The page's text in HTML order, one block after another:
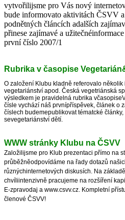
vytvořilijsme pro Vás nový
bude informovato aktivitách ČSVV
podnětných článcích adalších
přinese zajímavé a
první číslo 2007/1
Rubrika v časopise
O založení Klubu kladně referovalo
vegetariánství apod. Česká vegetriánská
výsledkem je pravidelná rubrika
čísle vychází náš prvnípříspěvek, článek o
číslech budemepublikovat tématcké
sevegetariánství dětí.
WWW stránky Klubu na ČSVV
Založilijsme pro Klub prezentaci přímo na
průběžněodpovídáme na řady dotazů
různýchinternetových diskusích. Na
chvíliintenzivně pracujeme na rozšíření
E-zpravodaj a www.csvv.cz. Kompletní
členové ČSVV!